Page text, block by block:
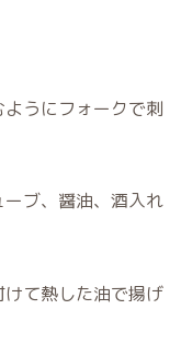
うにフォークで刺
ーブ、醤油、酒入れ
て熱した油で揚げ